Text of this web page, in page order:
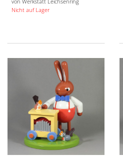
Nicht auf Lager